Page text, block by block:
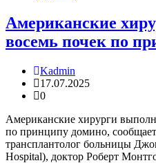
Американские
восемь почек по
Kadmin
17.07.2025
0
Американские хирурги
по принципу домино,
трансплантолог больницы
Hospital), доктор Роберт